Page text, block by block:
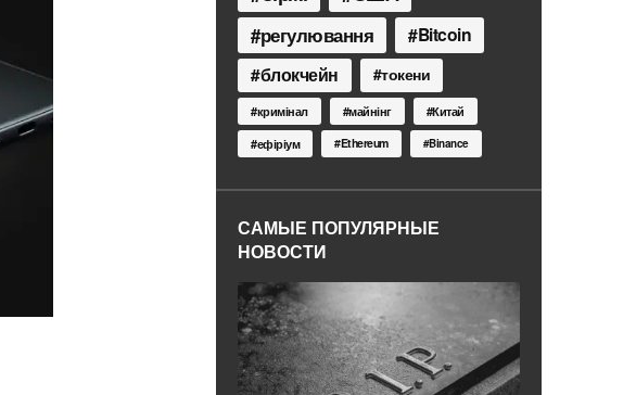
регулювання Bitcoin
блокчейн токени
кримінал майнінг
Китай
ефіріум
Ethereum Binance
САМЫЕ ПОПУЛЯРНЫЕ
НОВОСТИ